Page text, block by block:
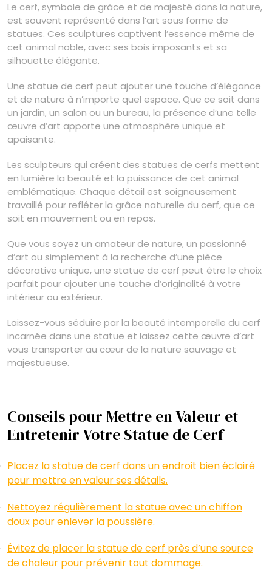
Le cerf, symbole de grâce et de majesté dans la nature,
est souvent représenté dans l’art sous forme de
statues. Ces sculptures captivent l’essence même de
cet animal noble, avec ses bois imposants et sa
silhouette élégante.
Une statue de cerf peut ajouter une touche d’élégance
et de nature à n’importe quel espace. Que ce soit dans
un jardin, un salon ou un bureau, la présence d’une telle
œuvre d’art apporte une atmosphère unique et
apaisante.
Les sculpteurs qui créent des statues de cerfs mettent
en lumière la beauté et la puissance de cet animal
emblématique. Chaque détail est soigneusement
travaillé pour refléter la grâce naturelle du cerf, que ce
soit en mouvement ou en repos.
Que vous soyez un amateur de nature, un passionné
d’art ou simplement à la recherche d’une pièce
décorative unique, une statue de cerf peut être le choix
parfait pour ajouter une touche d’originalité à votre
intérieur ou extérieur.
Laissez-vous séduire par la beauté intemporelle du cerf
incarnée dans une statue et laissez cette œuvre d’art
vous transporter au cœur de la nature sauvage et
majestueuse.
Conseils pour Mettre en Valeur et
Entretenir Votre Statue de Cerf
Placez la statue de cerf dans un endroit bien éclairé
pour mettre en valeur ses détails.
Nettoyez régulièrement la statue avec un chiffon
doux pour enlever la poussière.
Évitez de placer la statue de cerf près d’une source
de chaleur pour prévenir tout dommage.